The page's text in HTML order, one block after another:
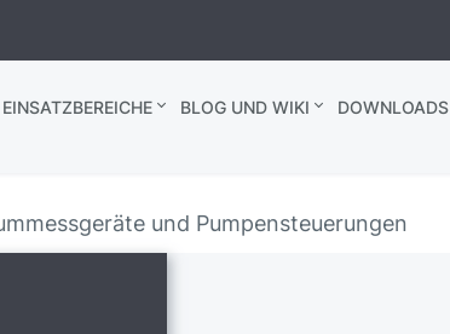
EINSATZBEREICHE BLOG UND WIKI DOWNLOADS
und Pumpensteuerungen